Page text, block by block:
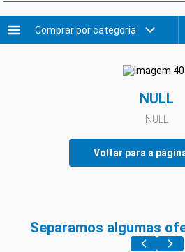
Comprar por categoria
NULL
NULL
Voltar para a
Separamos algumas